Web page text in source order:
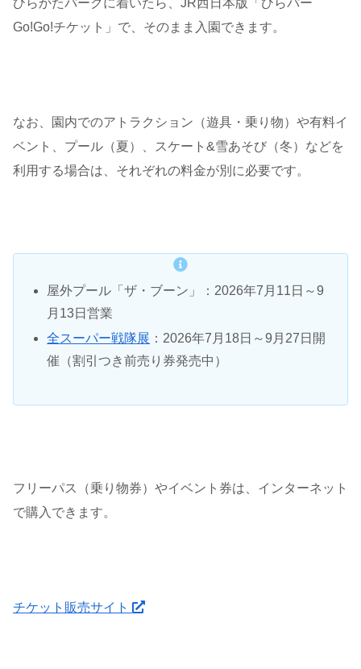
ひらかたパークに着いたら、JR西日本版「ひらパー
Go!Go!チケット」で、そのまま入園できます。
なお、園内でのアトラクション（遊具・乗り物）や有料イ
ベント、プール（夏）、スケート&雪あそび（冬）などを
利用する場合は、それぞれの料金が別に必要です。
屋外プール「ザ・ブーン」：2026年7月11日～9
月13日営業
全スーパー戦隊展 ：2026年7月18日～9月27日開
催（割引つき前売り券発売中）
フリーパス（乗り物券）やイベント券は、インターネット
で購入できます。
チケット販売サイト